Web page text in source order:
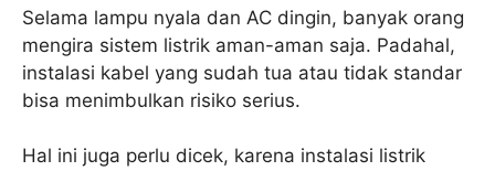
Selama lampu nyala dan AC dingin, banyak orang
mengira sistem listrik aman-aman saja. Padahal,
instalasi kabel yang sudah tua atau tidak standar
bisa menimbulkan risiko serius.
Hal ini juga perlu dicek, karena instalasi listrik